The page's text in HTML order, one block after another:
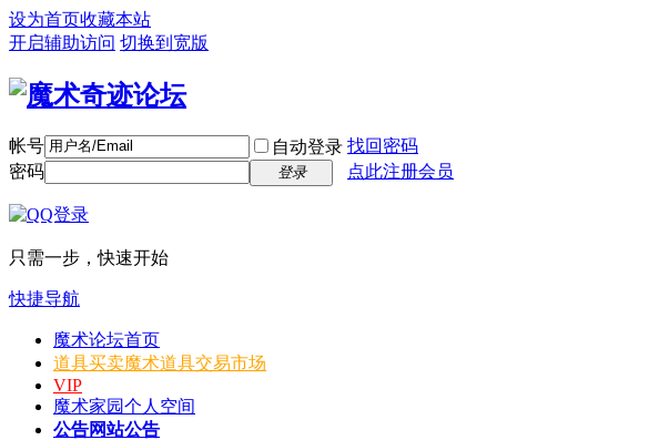
设为首页收藏本站
开启辅助访问 切换到宽版
帐号 自动登录 找回密码
密码
登录 点此注册会员
只需一步，快速开始
快捷导航
魔术论坛首页
道具买卖魔术道具交易市场
VIP
魔术家园个人空间
公告网站公告